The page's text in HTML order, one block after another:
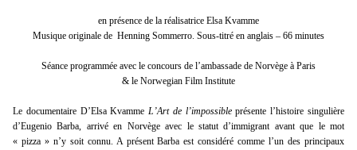
en présence de la réalisatrice Elsa Kvamme
Musique originale de Henning Sommerro. Sous-titré en anglais – 66 minutes
Séance programmée avec le concours de l’ambassade de Norvège à Paris
& le Norwegian Film Institute
Le documentaire D’Elsa KvammeL’Art de l’impossibleprésente l’histoire singulière
d’Eugenio Barba, arrivé en Norvège avec le statut d’immigrant avant que le mot
« pizza » n’y soit connu. A présent Barba est considéré comme l’un des principaux